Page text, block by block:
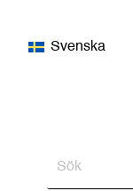
Svenska